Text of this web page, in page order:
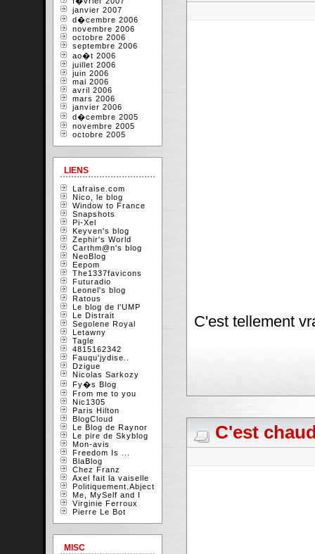
C'est tellement
C'est
janvier 2007
d�cembre 2006
novembre 2006
octobre 2006
septembre 2006
ao�t 2006
juillet 2006
juin 2006
mai 2006
avril 2006
mars 2006
janvier 2006
d�cembre 2005
novembre 2005
octobre 2005
LIENS
Lafraise.com
Nico, le blog
Window to France
Snapshots
Pi-Xel
Keyven's blog
Zephir's World
Carthm@n's blog
NeoBlog
Eepom
The1337favicons
Futuradio
Leonel's blog
Ratous
Le blog de l'UMP
Le Distrait
Segolene Royal
Letawny
Tagle
4815162342
Fauqu'jydise..
Dzigue
Nicolas Sarkozy
Fy�s Blog
From me to you
Nic1305
Paris Hilton
BlogCloud
Le Blog de Raynor
Le pire de Skyblog
Mon-avis
Freedom Is ...
BlaBlog
Chez Franz
Axel fait la vaiselle
Politiquement.Abject
Me, MySelf and I
Virginie Ferroux
Pierre Le Bot
MISC